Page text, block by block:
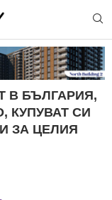
В БЪЛГАРИЯ,
КУПУВАТ СИ
ЗА ЦЕЛИЯ